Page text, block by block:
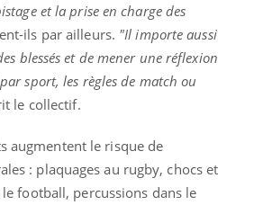
et la prise en charge des
ils par ailleurs. "Il importe aussi
blessés et de mener une réflexion
sport, les règles de match ou
le collectif.
augmentent le risque de
: plaquages au rugby, chocs et
football, percussions dans le